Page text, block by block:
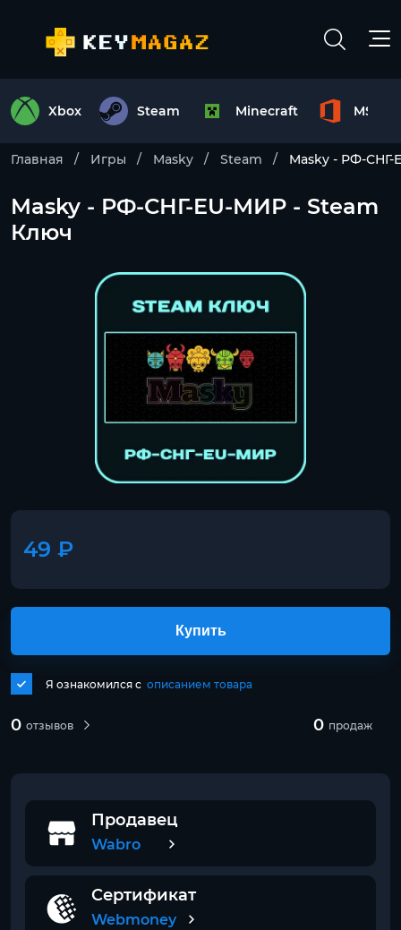
Xbox Steam Minecraft MS
Главная Игры Masky Steam Masky - РФ-
Masky - РФ-СНГ-EU-МИР - Steam
Ключ
49 ₽
0 отзывов 0 продаж
Я ознакомился с описанием товара
Купить
Продавец
Wabro
Сертификат
Webmoney